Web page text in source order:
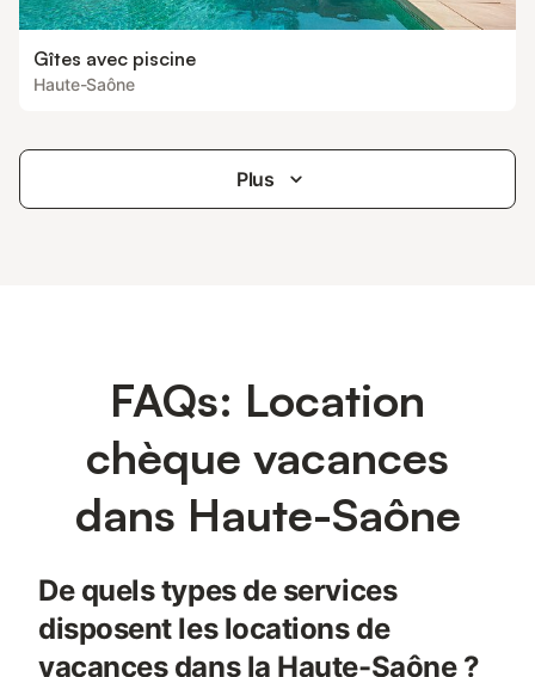
Gîtes avec piscine
Haute-Saône
Plus
FAQs: Location
chèque vacances
dans Haute-Saône
De quels types de services
disposent les locations de
vacances dans la Haute-Saône ?